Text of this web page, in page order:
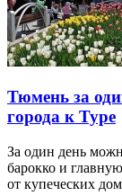
Тюмень за
города к Туре
За один день
барокко и
от купеческих